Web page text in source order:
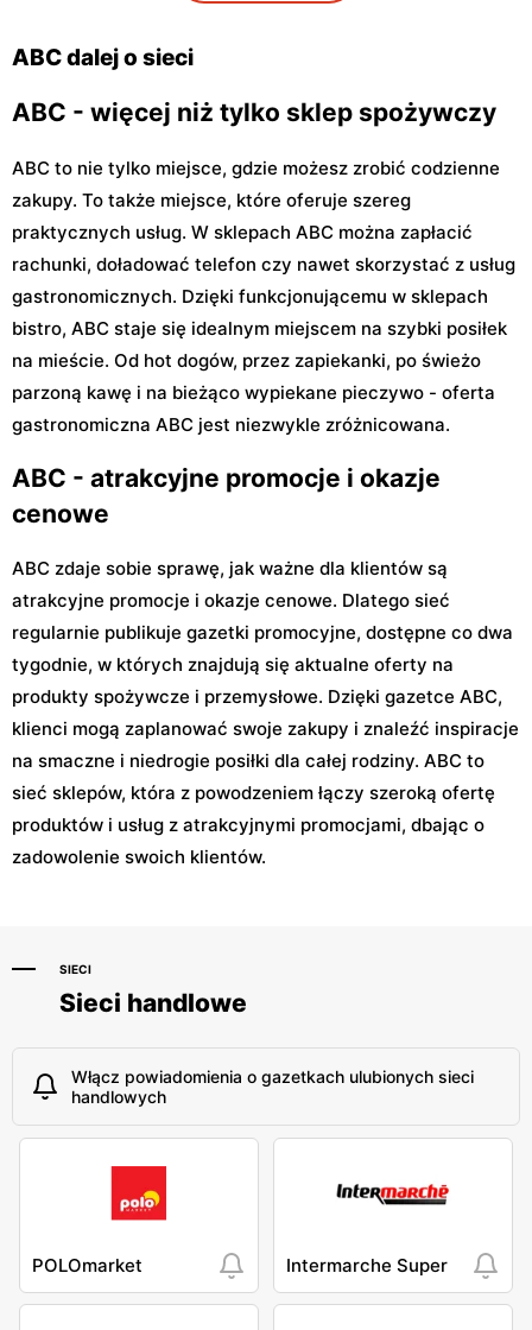
Warszawa, ul. Sulejkowska
43
ABC dalej o sieci
ABC - więcej niż tylko sklep spożywczy
ABC to nie tylko miejsce, gdzie możesz zrobić codzienne
zakupy. To także miejsce, które oferuje szereg
praktycznych usług. W sklepach ABC można zapłacić
rachunki, doładować telefon czy nawet skorzystać z usług
gastronomicznych. Dzięki funkcjonującemu w sklepach
bistro, ABC staje się idealnym miejscem na szybki posiłek
na mieście. Od hot dogów, przez zapiekanki, po świeżo
parzoną kawę i na bieżąco wypiekane pieczywo - oferta
gastronomiczna ABC jest niezwykle zróżnicowana.
ABC - atrakcyjne promocje i okazje
cenowe
ABC zdaje sobie sprawę, jak ważne dla klientów są
atrakcyjne promocje i okazje cenowe. Dlatego sieć
regularnie publikuje gazetki promocyjne, dostępne co dwa
tygodnie, w których znajdują się aktualne oferty na
produkty spożywcze i przemysłowe. Dzięki gazetce ABC,
klienci mogą zaplanować swoje zakupy i znaleźć inspiracje
na smaczne i niedrogie posiłki dla całej rodziny. ABC to
sieć sklepów, która z powodzeniem łączy szeroką ofertę
produktów i usług z atrakcyjnymi promocjami, dbając o
zadowolenie swoich klientów.
SIECI
Sieci handlowe
Włącz powiadomienia o gazetkach ulubionych sieci
handlowych
POLOmarket Intermarche Super